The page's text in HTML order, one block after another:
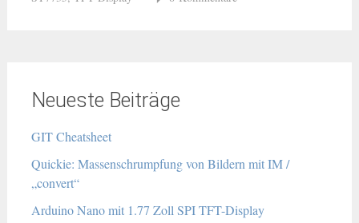
Neueste Beiträge
GIT Cheatsheet
Quickie: Massenschrumpfung von Bildern mit IM /
„convert“
Arduino Nano mit 1.77 Zoll SPI TFT-Display